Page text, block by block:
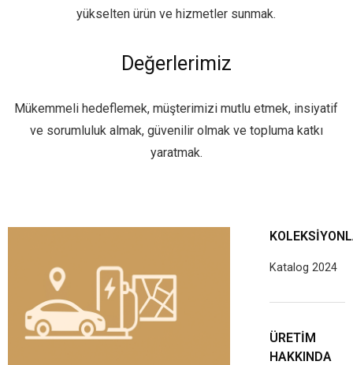
yükselten ürün ve hizmetler sunmak.
Değerlerimiz
Mükemmeli hedeflemek, müşterimizi mutlu etmek, insiyatif
ve sorumluluk almak, güvenilir olmak ve topluma katkı
yaratmak.
Katalog 2024
ÜRETİM
HAKKINDA